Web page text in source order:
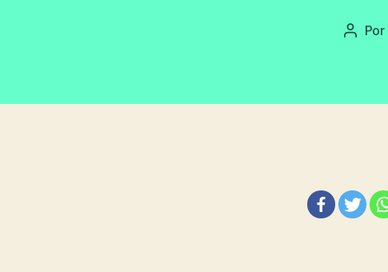
Autor
Por